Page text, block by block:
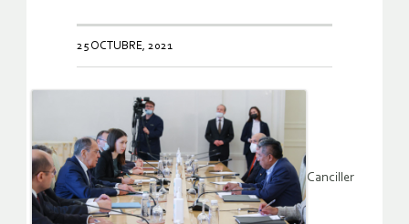
25 OCTUBRE, 2021
Canciller